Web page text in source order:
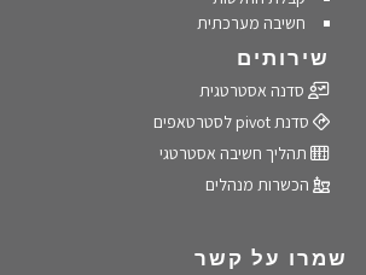
חשיבה מערכתית
שירותים
סדנה אסטרטגית
סדנת pivot לסטרטאפים
תהליך חשיבה אסטרטגי
הכשרות מנהלים
שמרו על קשר